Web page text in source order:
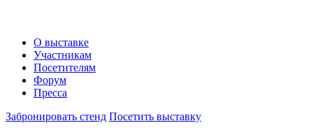
О выставке
Участникам
Посетителям
Форум
Пресса
Забронировать стенд Посетить выставку